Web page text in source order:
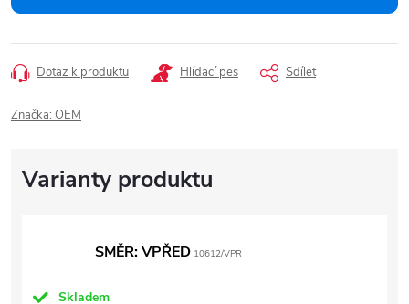
Dotaz k produktu Hlídací pes Sdílet
Značka: OEM
SMĚR: VPŘED 10612/VPR
Skladem